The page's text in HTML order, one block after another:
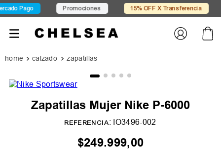
Pago Promociones 15% OFF X Transferencia
calzado zapatillas
Zapatillas Mujer Nike P-6000
REFERENCIA: IO3496-002
$249.999,00